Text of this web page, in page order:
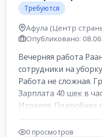
Требуются
Афула (Центр
Опубликовано:
Вечерняя работа
сотрудники на
Работа не сложная.
Зарплата 40 шек в
Израиля. Подробнее
0 просмотров